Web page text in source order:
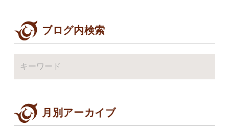
ブログ内検索
月別アーカイブ